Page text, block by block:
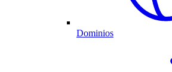
Dominios